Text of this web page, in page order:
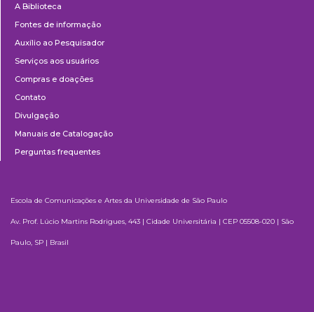
A Biblioteca
Fontes de informação
Auxílio ao Pesquisador
Serviços aos usuários
Compras e doações
Contato
Divulgação
Manuais de Catalogação
Perguntas frequentes
Escola de Comunicações e Artes da Universidade de São Paulo
Av. Prof. Lúcio Martins Rodrigues, 443 | Cidade Universitária | CEP 05508-020 | São
Paulo, SP | Brasil